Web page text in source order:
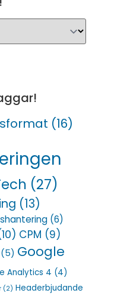
(16)
(27)
(13)
(6)
CPM (9)
(5) Google
Analytics 4 (4)
(2) Headerbjudande